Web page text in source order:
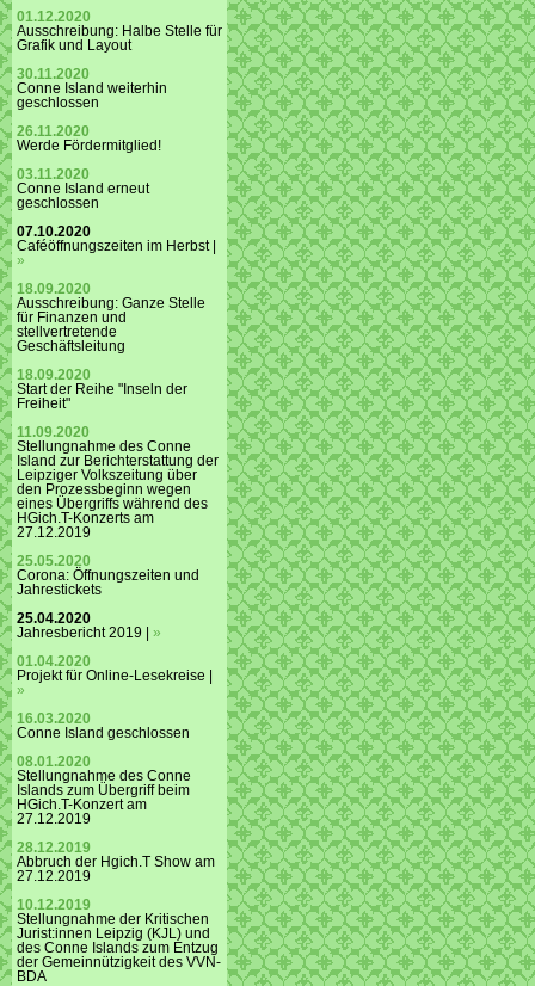
01.12.2020
Ausschreibung: Halbe Stelle für
Grafik und Layout
30.11.2020
Conne Island weiterhin
geschlossen
26.11.2020
Werde Fördermitglied!
03.11.2020
Conne Island erneut
geschlossen
07.10.2020
Caféöffnungszeiten im Herbst |
»
18.09.2020
Ausschreibung: Ganze Stelle
für Finanzen und
stellvertretende
Geschäftsleitung
18.09.2020
Start der Reihe "Inseln der
Freiheit"
11.09.2020
Stellungnahme des Conne
Island zur Berichterstattung der
Leipziger Volkszeitung über
den Prozessbeginn wegen
eines Übergriffs während des
HGich.T-Konzerts am
27.12.2019
25.05.2020
Corona: Öffnungszeiten und
Jahrestickets
25.04.2020
Jahresbericht 2019 | »
01.04.2020
Projekt für Online-Lesekreise |
»
16.03.2020
Conne Island geschlossen
08.01.2020
Stellungnahme des Conne
Islands zum Übergriff beim
HGich.T-Konzert am
27.12.2019
28.12.2019
Abbruch der Hgich.T Show am
27.12.2019
10.12.2019
Stellungnahme der Kritischen
Jurist:innen Leipzig (KJL) und
des Conne Islands zum Entzug
der Gemeinnützigkeit des VVN-
BDA